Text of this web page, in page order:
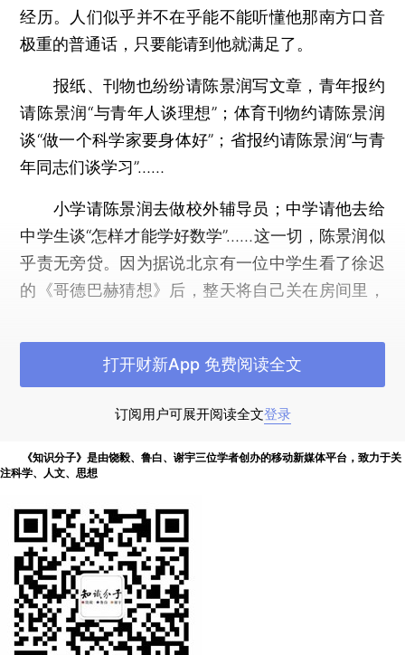
经历。人们似乎并不在乎能不能听懂他那南方口音
极重的普通话，只要能请到他就满足了。
报纸、刊物也纷纷请陈景润写文章，青年报约
请陈景润“与青年人谈理想”；体育刊物约请陈景润
谈“做一个科学家要身体好”；省报约请陈景润“与青
年同志们谈学习”……
小学请陈景润去做校外辅导员；中学请他去给
中学生谈“怎样才能学好数学”……这一切，陈景润似
乎责无旁贷。因为据说北京有一位中学生看了徐迟
的《哥德巴赫猜想》后，整天将自己关在房间里，
了。
还有全国各地寄给陈景润的信件等着他拆看，
一个又一个从外地赶来的青年要面见他，要跟他学
在当时特定的时代社会背景下，陈景润被赋予
了太多的社会意义。但是，这对于一位数学家来说
却是生命中不能承受之重。
陈景润不得不说符合公众形象的话，不得不按
他理解的“又红又专”要求自己。那些年，他经常是
一身草绿色军衣，草绿色解放鞋，斜挎草绿色书包
订阅用户可展开阅读全文登录
打开财新App 免费阅读全文
《知识分子》是由饶毅、鲁白、谢宇三位学者创办的移动新媒体平台，致力于关
注科学、人文、思想